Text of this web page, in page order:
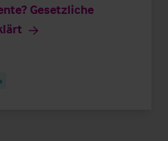
Gesetzliche